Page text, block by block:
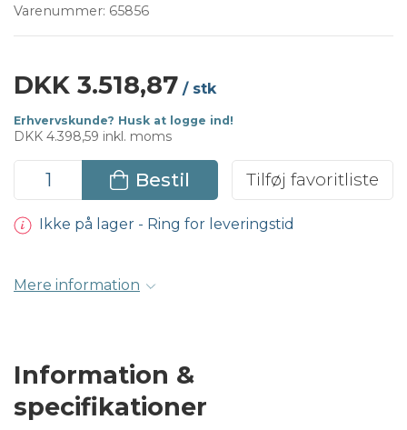
Varenummer: 65856
DKK 3.518,87 / stk
Erhvervskunde? Husk at logge ind!
DKK 4.398,59 inkl. moms
Bestil Tilføj favoritliste
Ikke på lager - Ring for leveringstid
Mere information
Information &
specifikationer